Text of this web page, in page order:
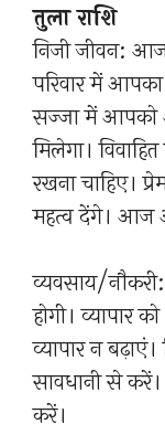
तुला राशि
निजी जीवन:
परिवार में
सज्जा में आपको
मिलेगा।
रखना चाहिए।
महत्व देंगे।
व्यवसाय/
होगी। व्यापार
व्यापार न
सावधानी से
करें।